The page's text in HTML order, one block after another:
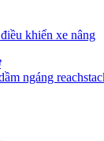
khiển xe nâng
ngáng